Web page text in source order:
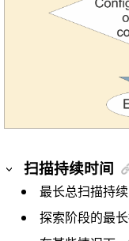
扫描持续时间
最长总扫描持
探索阶段的最